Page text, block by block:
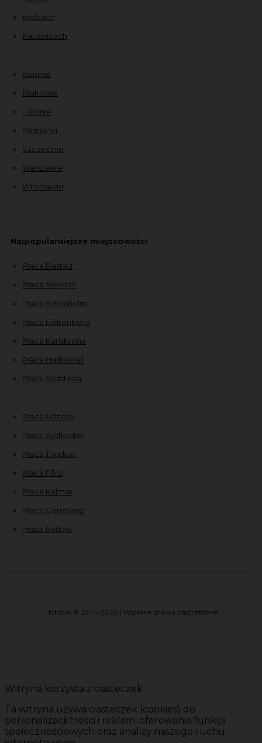
Kielcach
Katowicach
Koninie
Krakowie
Lublinie
Poznaniu
Szczecinie
Warszawie
Wrocławiu
Najpopularniejsze miejscowości
Praca Bastad
Praca Visingsö
Praca Sztokholm
Praca Falkenberg
Praca Karlskrona
Praca Hudiksvall
Praca Vadstena
Praca Löttorp
Praca Sydkoster
Praca Torekov
Praca Fårö
Praca Kalmar
Praca Göteborg
Praca Rättvik
Hotistin © 2014-2025 | Wszelkie prawa zastrzeżone
Witryna korzysta z ciasteczek
Ta witryna używa ciasteczek (cookies) do
personalizacji treści i reklam, oferowania funkcji
społecznościowych oraz analizy naszego ruchu